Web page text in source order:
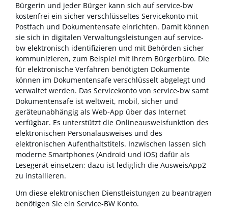
Bürgerin und jeder Bürger kann sich auf service-bw
kostenfrei ein sicher verschlüsseltes Servicekonto mit
Postfach und Dokumentensafe einrichten. Damit können
sie sich in digitalen Verwaltungsleistungen auf service-
bw elektronisch identifizieren und mit Behörden sicher
kommunizieren, zum Beispiel mit Ihrem Bürgerbüro. Die
für elektronische Verfahren benötigten Dokumente
können im Dokumentensafe verschlüsselt abgelegt und
verwaltet werden. Das Servicekonto von service-bw samt
Dokumentensafe ist weltweit, mobil, sicher und
geräteunabhängig als Web-App über das Internet
verfügbar. Es unterstützt die Onlineausweisfunktion des
elektronischen Personalausweises und des
elektronischen Aufenthaltstitels. Inzwischen lassen sich
moderne Smartphones (Android und iOS) dafür als
Lesegerät einsetzen; dazu ist lediglich die AusweisApp2
zu installieren.
Um diese elektronischen Dienstleistungen zu beantragen
benötigen Sie ein Service-BW Konto.